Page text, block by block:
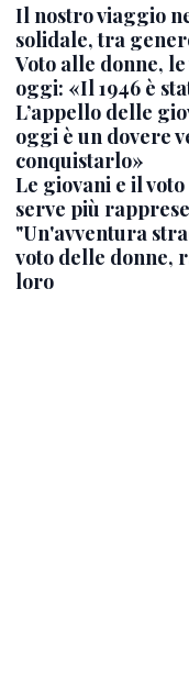
Il nostro viaggio
solidale, tra
Voto alle donne,
oggi: «Il 1946 è
L’appello delle
oggi è un dovere
conquistarlo»
Le giovani e il
serve più
"Un'avventura
voto delle donne,
loro